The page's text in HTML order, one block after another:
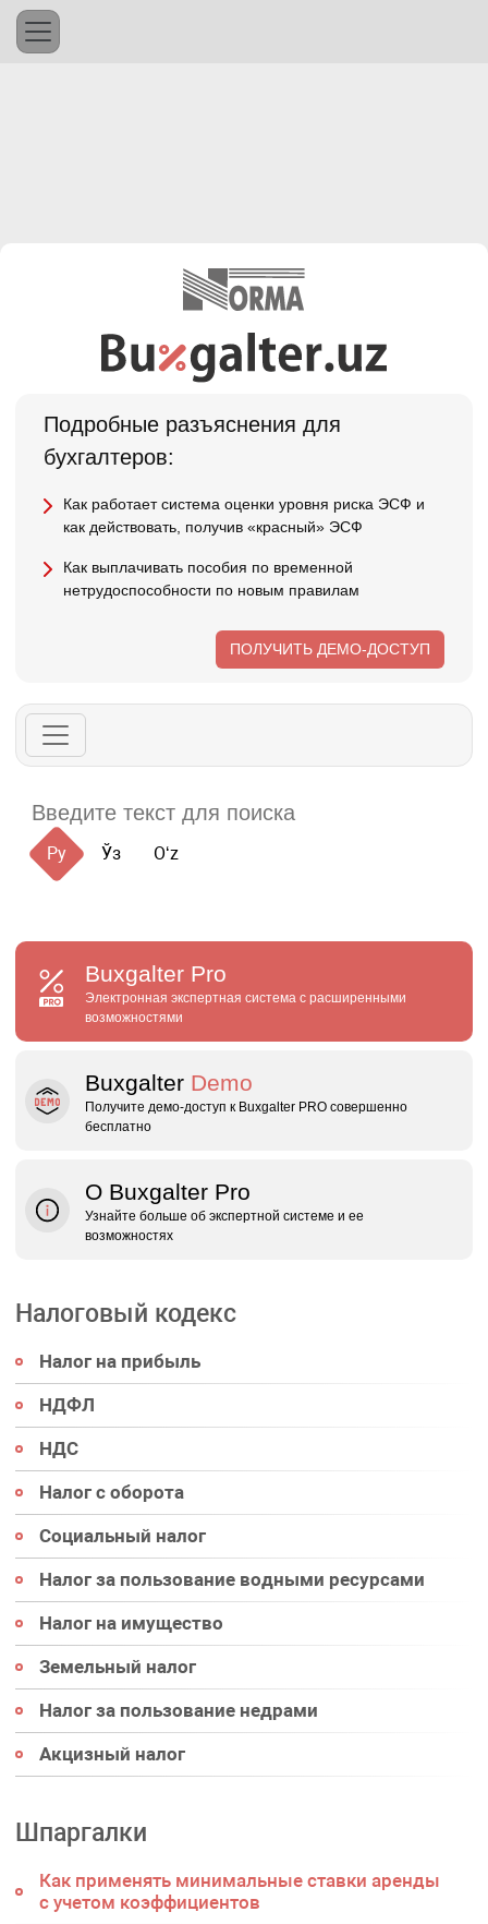
Подробные разъяснения для
бухгалтеров:
Как работает система оценки уровня риска ЭСФ и
как действовать, получив «красный» ЭСФ
Как выплачивать пособия по временной
нетрудоспособности по новым правилам
ПОЛУЧИТЬ ДЕМО-ДОСТУП
Ру Ўз Oʻz
Buxgalter Pro
Электронная экспертная система с расширенными
возможностями
Buxgalter Demo
Получите демо‑доступ к Buxgalter PRO совершенно
бесплатно
О Buxgalter Pro
Узнайте больше об экспертной системе и ее
возможностях
Налоговый кодекс
Налог на прибыль
НДФЛ
НДС
Налог с оборота
Социальный налог
Налог за пользование водными ресурсами
Налог на имущество
Земельный налог
Налог за пользование недрами
Акцизный налог
Шпаргалки
Как применять минимальные ставки аренды
с учетом коэффициентов